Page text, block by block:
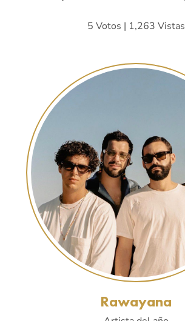
5 Votos | 1,263 Vistas
Rawayana